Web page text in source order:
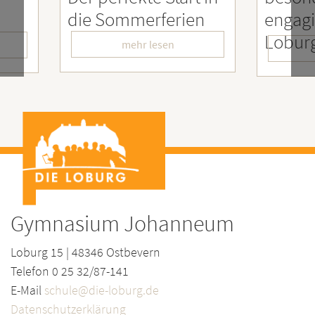
engagierter
LoburgerInnen
mehr lesen
–
Gymnasium Johanneum
Loburg 15 | 48346 Ostbevern
Telefon 0 25 32/87-141
E-Mail schule@die-loburg.de
Datenschutzerklärung